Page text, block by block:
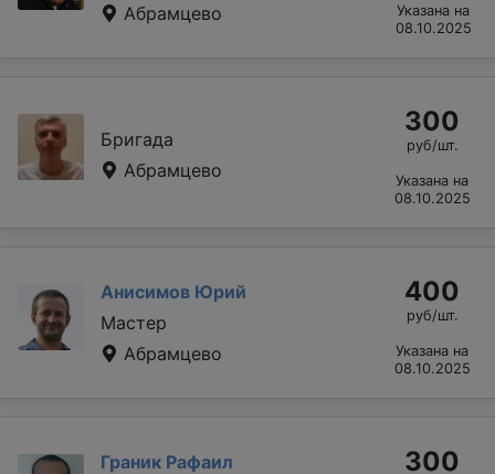
Абрамцево
Указана на
08.10.2025
Бригада
Абрамцево
300
руб/шт.
Указана на
08.10.2025
Анисимов Юрий
Мастер
Абрамцево
400
руб/шт.
Указана на
08.10.2025
Граник Рафаил
300